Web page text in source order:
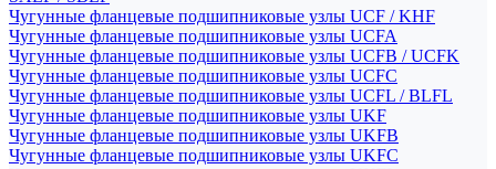
Чугунные фланцевые подшипниковые узлы UCF / KHF
Чугунные фланцевые подшипниковые узлы UCFA
Чугунные фланцевые подшипниковые узлы UCFB / UCFK
Чугунные фланцевые подшипниковые узлы UCFC
Чугунные фланцевые подшипниковые узлы UCFL / BLFL
Чугунные фланцевые подшипниковые узлы UKF
Чугунные фланцевые подшипниковые узлы UKFB
Чугунные фланцевые подшипниковые узлы UKFC